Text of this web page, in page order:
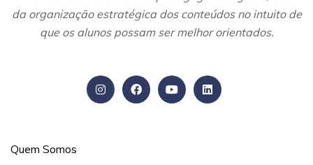
da organização estratégica dos conteúdos no intuito de
que os alunos possam ser melhor orientados.
Quem Somos